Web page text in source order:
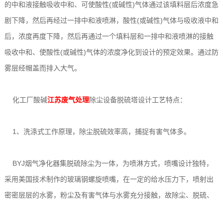
的中和液接触吸收中和、可使酸性(或碱性)气体通过该填料层后浓度急
剧下降，然后再经过一排中和液喷淋，酸性(或碱性)气体与吸收液中和
后，浓度再度下降，然后再通过一个填料层和一排中和液喷淋的接触
吸收中和、使酸性(或碱性)气体的浓度净化到设计的预定效果。通过防
雾层经帽盖而排入大气。
化工厂酸碱江苏废气处理除尘设备脱硫塔设计工艺特点：
1、洗涤式工作原理，除尘脱硫效率高，捕捉有害气体多。
BYJ烟气净化器集脱硫除尘为一体，为喷淋方式，喷嘴设计独特，
采用美国技术制作的玻璃钢螺旋喷嘴，在一定的给水压力下，喷射出
密密层层的水雾，粉尘及有害气体与水雾充分接触，故除尘、脱硫、